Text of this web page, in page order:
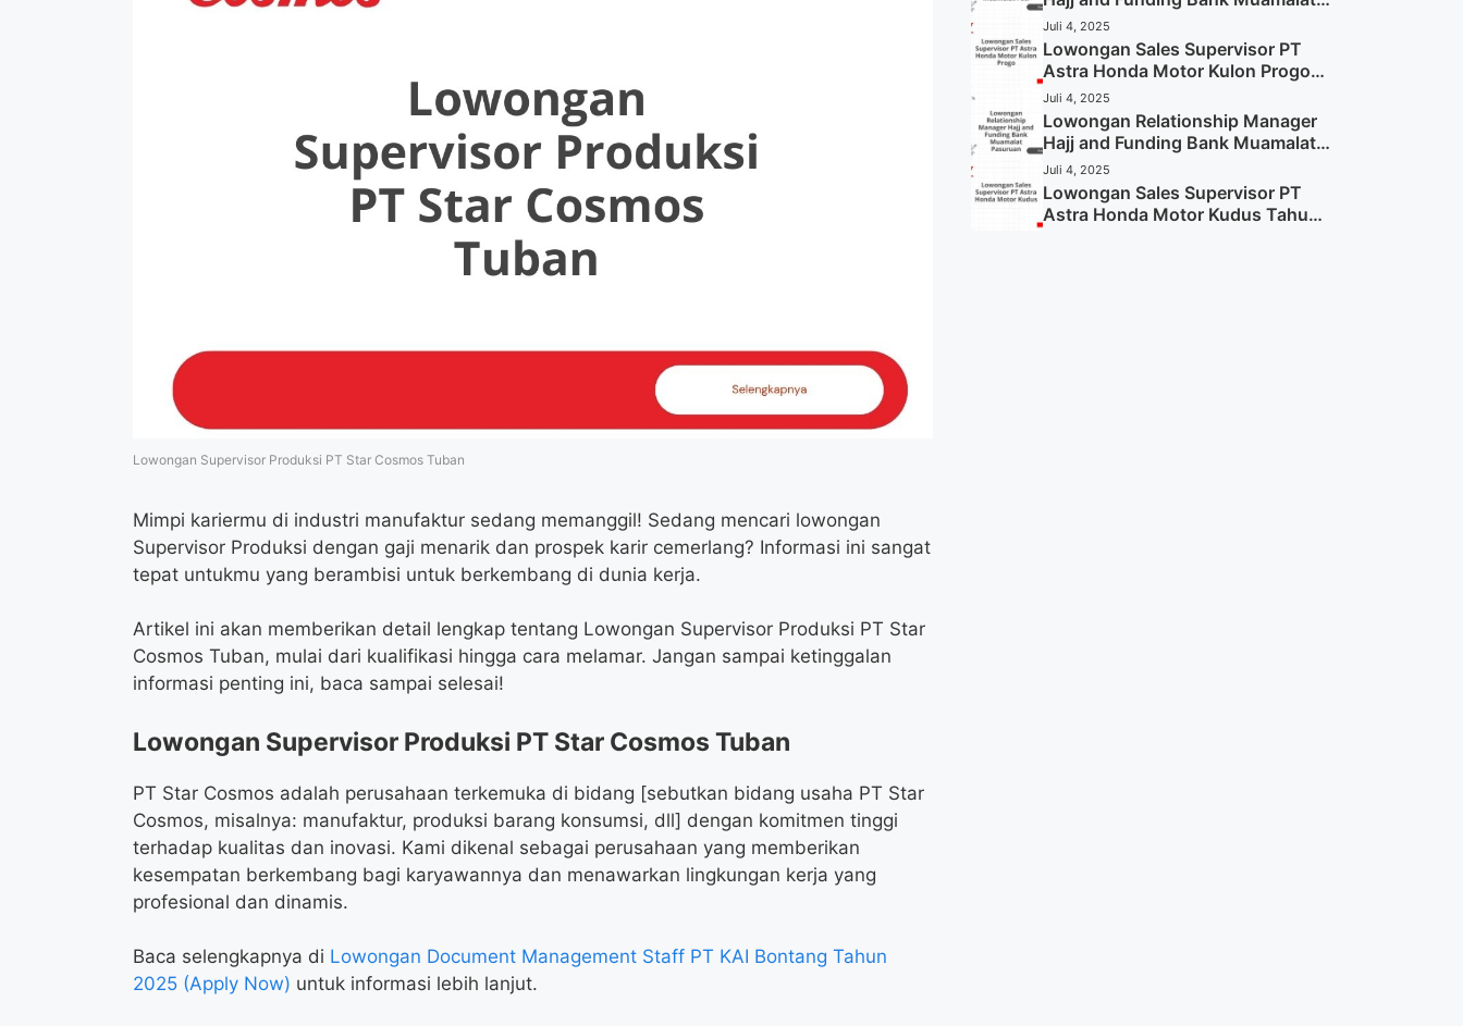
Lowongan Supervisor Produksi PT Star Cosmos Tuban
Mimpi kariermu di industri manufaktur sedang memanggil! Sedang mencari lowongan
Supervisor Produksi dengan gaji menarik dan prospek karir cemerlang? Informasi ini sangat
tepat untukmu yang berambisi untuk berkembang di dunia kerja.
Artikel ini akan memberikan detail lengkap tentang Lowongan Supervisor Produksi PT Star
Cosmos Tuban, mulai dari kualifikasi hingga cara melamar. Jangan sampai ketinggalan
informasi penting ini, baca sampai selesai!
Lowongan Supervisor Produksi PT Star Cosmos Tuban
PT Star Cosmos adalah perusahaan terkemuka di bidang [sebutkan bidang usaha PT Star
Cosmos, misalnya: manufaktur, produksi barang konsumsi, dll] dengan komitmen tinggi
terhadap kualitas dan inovasi. Kami dikenal sebagai perusahaan yang memberikan
kesempatan berkembang bagi karyawannya dan menawarkan lingkungan kerja yang
profesional dan dinamis.
Baca selengkapnya di Lowongan Document Management Staff PT KAI Bontang Tahun
2025 (Apply Now) untuk informasi lebih lanjut.
Pati Tahun 2025 (Lamar
Sekarang)
Juli 4, 2025
Lowongan Sales Supervisor PT
Astra Honda Motor Kulon Progo
Tahun 2025 (Resmi)
Juli 4, 2025
Lowongan Relationship Manager
Hajj and Funding Bank Muamalat
Pasuruan Tahun 2025 (Apply
Now)
Juli 4, 2025
Lowongan Sales Supervisor PT
Astra Honda Motor Kudus Tahun